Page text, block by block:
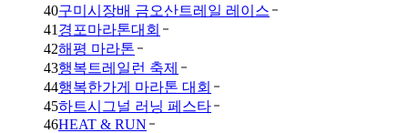
40구미시장배 금오산트레일 레이스
41 경포마라톤대회
42해평 마라톤
43행복트레일런 축제
44행복한가게 마라톤 대회
45하트시그널 러닝 페스타
46HEAT & RUN